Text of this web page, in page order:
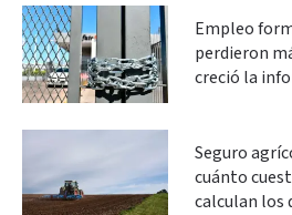
Empleo
perdieron
creció la
Seguro
cuánto
calculan los